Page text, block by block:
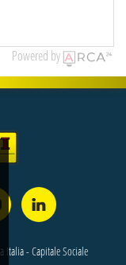
Powered by
Italia - Capitale Sociale